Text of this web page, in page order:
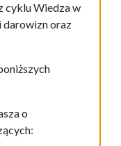
cyklu Wiedza w
darowizn oraz
o